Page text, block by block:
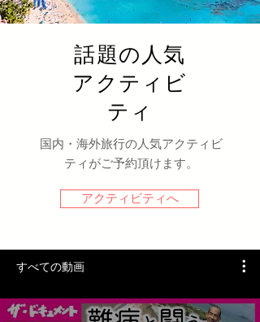
話題の人気
アクティビ
ティ
国内・海外旅行の人気アクティビ
ティがご予約頂けます。
アクティビティへ
すべての動画